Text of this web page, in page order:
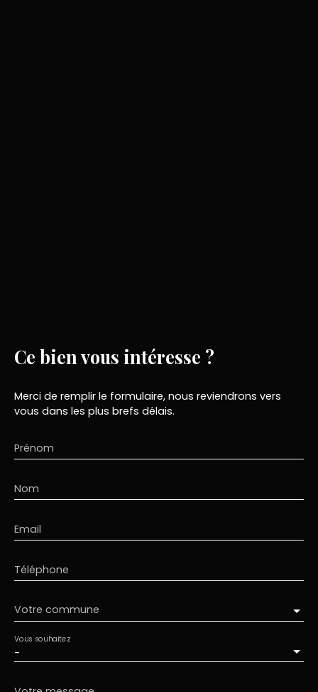
Ce bien vous intéresse ?
Merci de remplir le formulaire, nous reviendrons vers
vous dans les plus brefs délais.
Prénom
Nom
Email
Téléphone
Votre commune
-
Vous souhaitez